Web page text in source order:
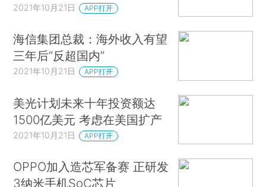
2021年10月21日 APP打开
海信集团总裁：海外收入有望
三年后“反超国内”
2021年10月21日 APP打开
美光计划未来十年投资额达
1500亿美元 考虑在美国扩产
2021年10月21日 APP打开
OPPO加入造芯军备赛 正研发
3纳米手机SoC芯片